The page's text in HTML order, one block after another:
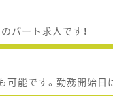
パート求人です！
可能です。勤務開始日